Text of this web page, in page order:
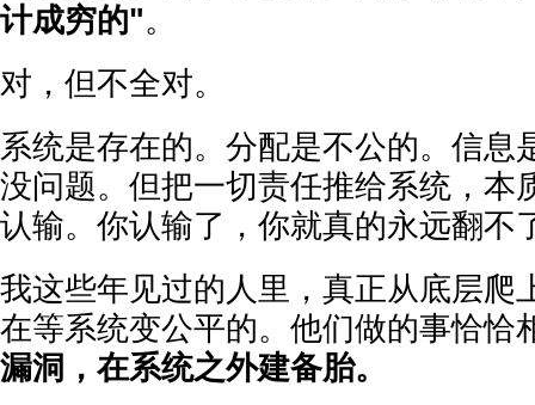
计成穷的"。
对，但不全对。
系统是存在的。分配是不公的。信息
没问题。但把一切责任推给系统，本
认输。你认输了，你就真的永远翻不
我这些年见过的人里，真正从底层爬
在等系统变公平的。他们做的事恰恰
漏洞，在系统之外建备胎。